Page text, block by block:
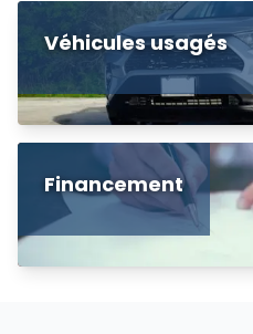
Véhicules usagés
Financement